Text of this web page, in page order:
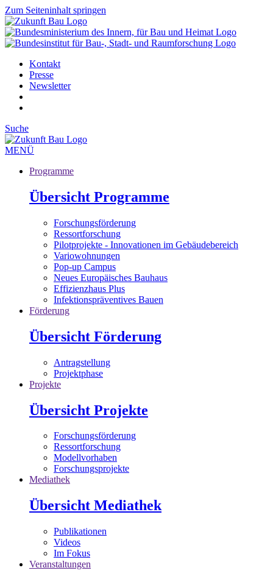
Zum Seiteninhalt springen
Kontakt
Presse
Newsletter
Suche
MENÜ
Programme
Übersicht Programme
Forschungsförderung
Ressortforschung
Pilotprojekte - Innovationen im Gebäudebereich
Variowohnungen
Pop-up Campus
Neues Europäisches Bauhaus
Effizienzhaus Plus
Infektionspräventives Bauen
Förderung
Übersicht Förderung
Antragstellung
Projektphase
Projekte
Übersicht Projekte
Forschungsförderung
Ressortforschung
Modellvorhaben
Forschungsprojekte
Mediathek
Übersicht Mediathek
Publikationen
Videos
Im Fokus
Veranstaltungen